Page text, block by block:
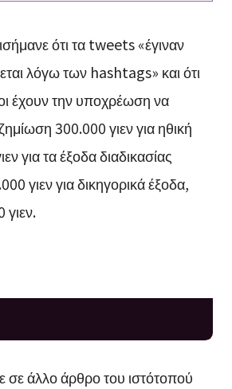
ότι τα tweets «έγιναν
λόγω των hashtags» και ότι
έχουν την υποχρέωση να
300.000 γιεν για ηθική
για τα έξοδα διαδικασίας
γιεν για δικηγορικά έξοδα,
άλλο άρθρο του ιστότοπού